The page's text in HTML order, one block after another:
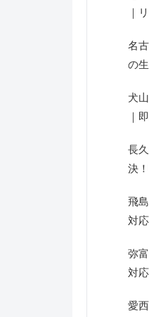
｜
名
の
犬
｜
長
決
飛
対
弥
対
愛